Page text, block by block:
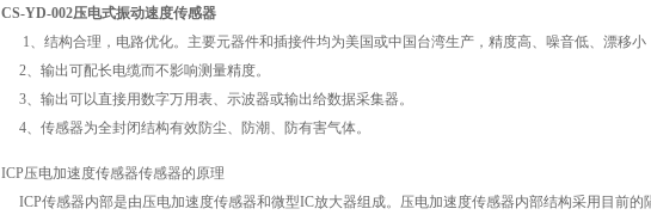
CS-YD-002压电式振动速度传感器
1、结构合理，电路优化。主要元器件和插接件均为美国或中国台湾生产，精度高、噪音低、漂移小
2、输出可配长电缆而不影响测量精度。
3、输出可以直接用数字万用表、示波器或输出给数据采集器。
4、传感器为全封闭结构有效防尘、防潮、防有害气体。
ICP压电加速度传感器传感器的原理
ICP传感器内部是由压电加速度传感器和微型IC放大器组成。压电加速度传感器内部结构采用目前